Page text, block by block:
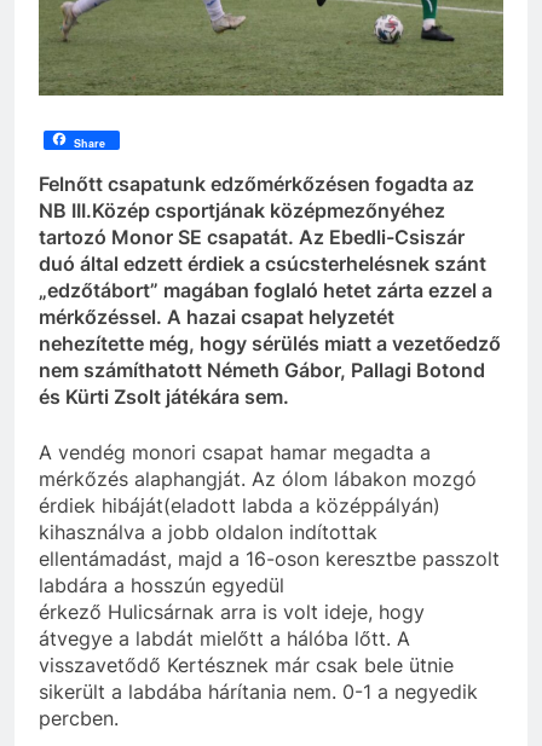
Share
Felnőtt csapatunk edzőmérkőzésen fogadta az
NB III.Közép csportjának középmezőnyéhez
tartozó Monor SE csapatát. Az Ebedli-Csiszár
duó által edzett érdiek a csúcsterhelésnek szánt
„edzőtábort” magában foglaló hetet zárta ezzel a
mérkőzéssel. A hazai csapat helyzetét
nehezítette még, hogy sérülés miatt a vezetőedző
nem számíthatott Németh Gábor, Pallagi Botond
és Kürti Zsolt játékára sem.
A vendég monori csapat hamar megadta a
mérkőzés alaphangját. Az ólom lábakon mozgó
érdiek hibáját(eladott labda a középpályán)
kihasználva a jobb oldalon indítottak
ellentámadást, majd a 16-oson keresztbe passzolt
labdára a hosszún egyedül
érkező Hulicsárnak arra is volt ideje, hogy
átvegye a labdát mielőtt a hálóba lőtt. A
visszavetődő Kertésznek már csak bele ütnie
sikerült a labdába hárítania nem. 0-1 a negyedik
percben.